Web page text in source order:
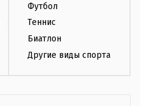
Футбол
Теннис
Биатлон
Другие виды спорта